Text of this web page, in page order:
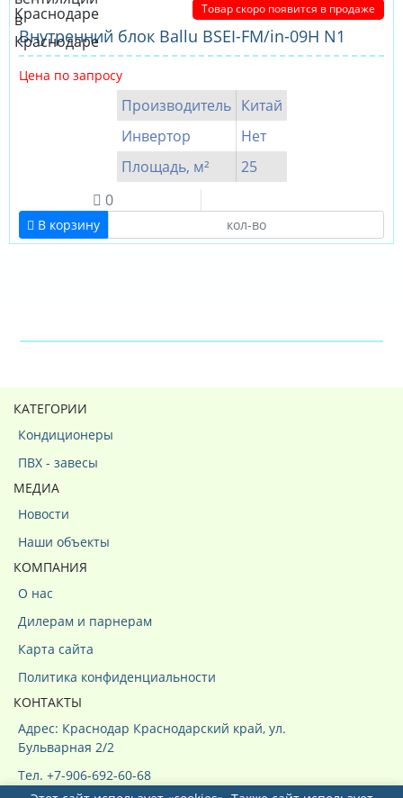
Товар скоро появится в продаже
Внутренний блок Ballu BSEI-FM/in-09H N1
Цена по запросу
Производитель Китай
Инвертор
Нет
Площадь, м²
25
0
В корзину
КАТЕГОРИИ
Кондиционеры
ПВХ - завесы
МЕДИА
Новости
Наши объекты
КОМПАНИЯ
О нас
Дилерам и парнерам
Карта сайта
Политика конфиденциальности
КОНТАКТЫ
Адрес: Краснодар Краснодарский край, ул.
Бульварная 2/2
Тел. +7-906-692-60-68